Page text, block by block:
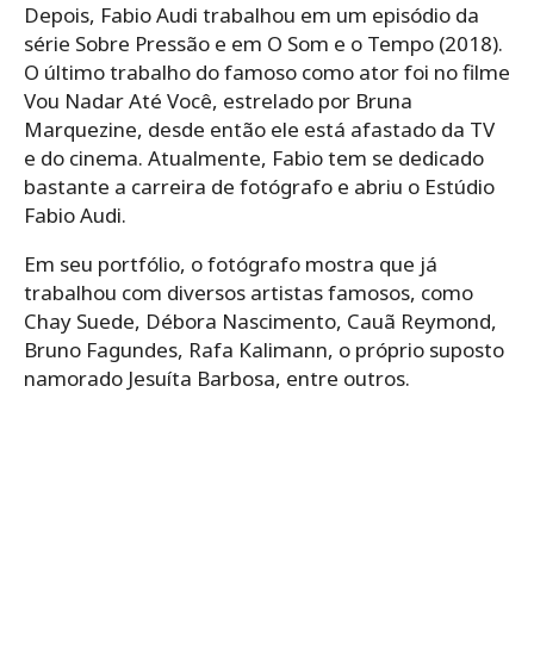
Depois, Fabio Audi trabalhou em um episódio da
série Sobre Pressão e em O Som e o Tempo (2018).
O último trabalho do famoso como ator foi no filme
Vou Nadar Até Você, estrelado por Bruna
Marquezine, desde então ele está afastado da TV
e do cinema. Atualmente, Fabio tem se dedicado
bastante a carreira de fotógrafo e abriu o Estúdio
Fabio Audi.
Em seu portfólio, o fotógrafo mostra que já
trabalhou com diversos artistas famosos, como
Chay Suede, Débora Nascimento, Cauã Reymond,
Bruno Fagundes, Rafa Kalimann, o próprio suposto
namorado Jesuíta Barbosa, entre outros.